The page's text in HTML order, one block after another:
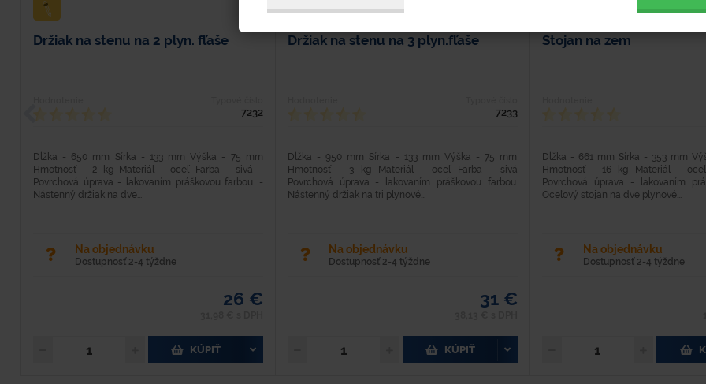
Držiak na stenu na 2 plyn. fľaše
7232
Dĺžka - 650 mm Šírka - 133 mm Výška - 75 mm
Hmotnosť - 2 kg Materiál - oceľ Farba - sivá -
Povrchová úprava - lakovaním práškovou farbou. -
Nástenný držiak na dve...
Na objednávku
Dostupnosť 2-4 týždne
26 €
KÚPIŤ
Držiak na stenu na 3 plyn.fľaše
7233
Dĺžka - 950 mm Šírka - 133 mm Výška - 75 mm
Hmotnosť - 3 kg Materiál - oceľ Farba - sivá
Povrchová úprava - lakovaním práškovou farbou.
Nástenný držiak na tri plynové...
Na objednávku
Dostupnosť 2-4 týždne
31 €
KÚPIŤ
Stojan na zem
Dĺžka - 661 mm Šírka - 353 mm
Hmotnosť - 16 kg Materiál -
Povrchová úprava - lakovaním
Oceľový stojan na dve plynové...
Na objednávku
Dostupnosť 2-4 týždne